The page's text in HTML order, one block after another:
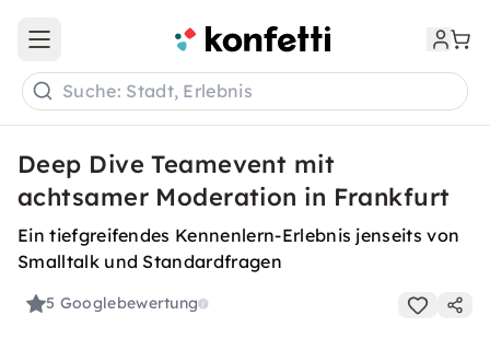
Open main menu
Suche: Stadt, Erlebnis
Deep Dive Teamevent mit
achtsamer Moderation in Frankfurt
Ein tiefgreifendes Kennenlern-Erlebnis jenseits von
Smalltalk und Standardfragen
5 Googlebewertung